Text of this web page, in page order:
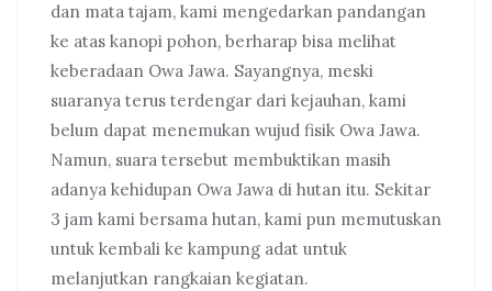
dan mata tajam, kami mengedarkan pandangan
ke atas kanopi pohon, berharap bisa melihat
keberadaan Owa Jawa. Sayangnya, meski
suaranya terus terdengar dari kejauhan, kami
belum dapat menemukan wujud fisik Owa Jawa.
Namun, suara tersebut membuktikan masih
adanya kehidupan Owa Jawa di hutan itu. Sekitar
3 jam kami bersama hutan, kami pun memutuskan
untuk kembali ke kampung adat untuk
melanjutkan rangkaian kegiatan.